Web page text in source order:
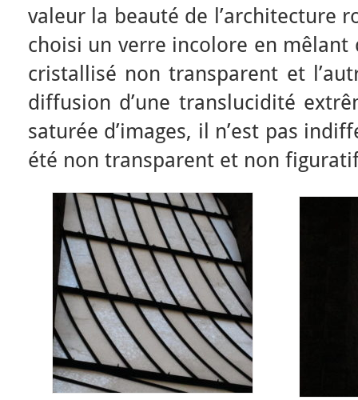
valeur la beauté de l’architecture
choisi un verre incolore en mêlant
cristallisé non transparent et
diffusion d’une translucidité
saturée d’images, il n’est pas
été non transparent et non